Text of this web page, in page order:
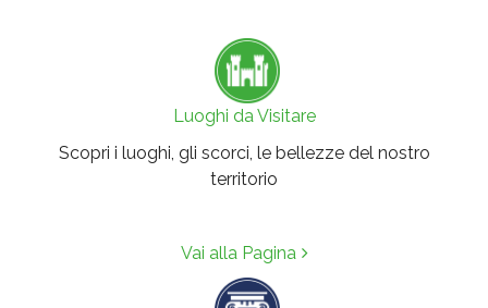
Luoghi da Visitare
Scopri i luoghi, gli scorci, le bellezze del nostro
territorio
Vai alla Pagina